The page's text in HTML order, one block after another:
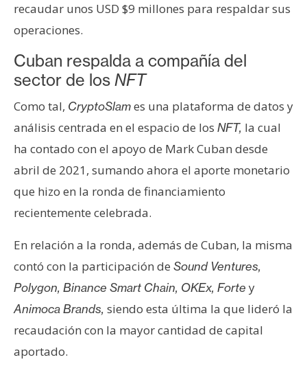
I
n
á
l
i
i
s
N
o
a
s
d
recaudar unos USD $9 millones para respaldar sus
operaciones.
Cuban respalda a compañía del
sector de los NFT
Como tal, CryptoSlames una plataforma de datos y
análisis centrada en el espacio de los NFT, la cual
ha contado con el apoyo de Mark Cuban desde
abril de 2021, sumando ahora el aporte monetario
que hizo en la ronda de financiamiento
recientemente celebrada.
En relación a la ronda, además de Cuban, la misma
contó con la participación de Sound Ventures,
Polygon, Binance Smart Chain, OKEx, Forte y
Animoca Brands, siendo esta última la que lideró la
recaudación con la mayor cantidad de capital
aportado.